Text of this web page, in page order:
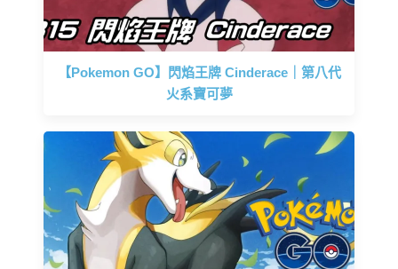
【Pokemon GO】閃焰王牌 Cinderace｜第八代
火系寶可夢